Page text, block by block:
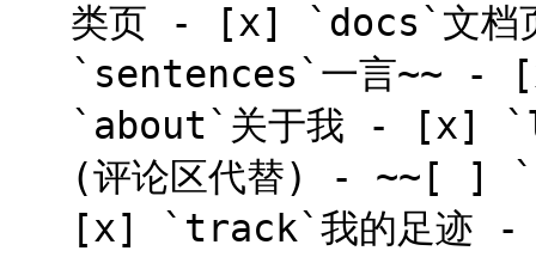
类页 - [x] `docs`文
`sentences`一言~~ -
`about`关于我 - [x]
(评论区代替) - ~~[ ]
[x] `track`我的足迹